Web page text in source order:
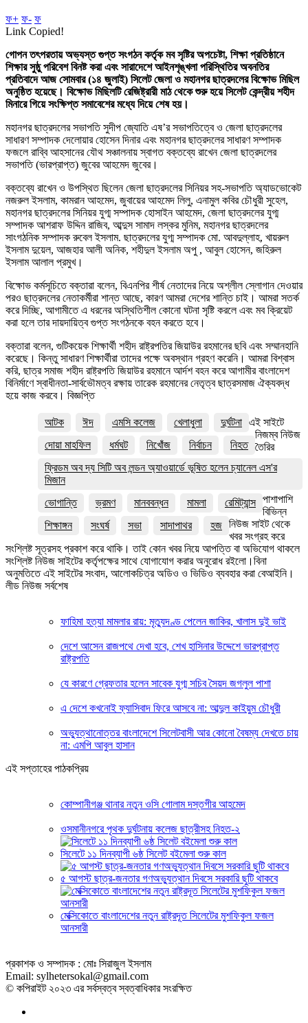
ফ+ ফ- ফ
Link Copied!
গোপন তৎপরতায় অভ্যস্ত গুপ্ত সংগঠন কর্তৃক মব সৃষ্টির অপচেষ্টা, শিক্ষা প্রতিষ্ঠানে
শিক্ষার সুষ্ঠু পরিবেশ বিনষ্ট করা এবং সারাদেশে আইনশৃঙ্খলা পরিস্থিতির অবনতির
প্রতিবাদে আজ সোমবার (১৪ জুলাই) সিলেট জেলা ও মহানগর ছাত্রদলের বিক্ষোভ মিছিল
অনুষ্ঠিত হয়েছে। বিক্ষোভ মিছিলটি রেজিষ্ট্রারী মাঠ থেকে শুরু হয়ে সিলেট কেন্দ্রীয় শহীদ
মিনারে গিয়ে সংক্ষিপ্ত সমাবেশের মধ্যে দিয়ে শেষ হয়।
মহানগর ছাত্রদলের সভাপতি সুদীপ জ্যোতি এষ’র সভাপতিত্বে ও জেলা ছাত্রদলের
সাধারণ সম্পাদক দেলোয়ার হোসেন দিনার এবং মহানগর ছাত্রদলের সাধারণ সম্পাদক
ফজলে রাব্বি আহসানের যৌথ সঞ্চালনায় স্বাগত বক্তব্যে রাখেন জেলা ছাত্রদলের
সভাপতি (ভারপ্রাপ্ত) জুবের আহমেদ জুবের।
বক্তব্যে রাখেন ও উপস্থিত ছিলেন জেলা ছাত্রদলের সিনিয়র সহ-সভাপতি অ্যাডভোকেট
নজরুল ইসলাম, কামরান আহমেদ, জুবায়ের আহমেদ লিলু, এনামুল কবির চৌধুরী সুহেল,
মহানগর ছাত্রদলের সিনিয়র যুগ্ম সম্পাদক হোসাইন আহমেদ, জেলা ছাত্রদলের যুগ্ম
সম্পাদক আশরাফ উদ্দিন রাজিব, আব্দুস সামাদ লস্কর মুনিম, মহানগর ছাত্রদলের
সাংগঠনিক সম্পাদক রুবেল ইসলাম. ছাত্রদলের যুগ্ম সম্পাদক মো. আবদুল্লাহ, খায়রুল
ইসলাম দুয়েল, আজহার আলী অনিক, শহীদুল ইসলাম অপু , আবুল হোসেন, জহিরুল
ইসলাম আলাল প্রমুখ।
বিক্ষোভ কর্মসূচিতে বক্তারা বলেন, বিএনপির শীর্ষ নেতাদের নিয়ে অশ্লীল স্লোগান দেওয়ার
পরও ছাত্রদলের নেতাকর্মীরা শান্ত আছে, কারণ আমরা দেশের শান্তি চাই। আমরা সতর্ক
করে দিচ্ছি, আগামীতে এ ধরনের অস্থিতিশীল কোনো ঘটনা সৃষ্টি করলে এবং মব ক্রিয়েট
করা হলে তার দায়দায়িত্ব গুপ্ত সংগঠনকে বহন করতে হবে।
বক্তারা বলেন, গুটিকয়েক শিক্ষার্থী শহীদ রাষ্ট্রপতির জিয়াউর রহমানের ছবি এবং সম্মানহানি
করেছে। কিন্তু সাধারণ শিক্ষার্থীরা তাদের পক্ষে অবস্থান গ্রহণ করেনি। আমরা বিশ্বাস
করি, ছাত্র সমাজ শহীদ রাষ্ট্রপতি জিয়াউর রহমানে আর্দশ বহন করে আগামীর বাংলাদেশ
বিনির্মাণে স্বাধীনতা-সার্বভৌমত্ব রক্ষায় তারেক রহমানের নেতৃত্ব ছাত্রসমাজ ঐক্যবদ্ধ
হয়ে কাজ করবে। বিজ্ঞপ্তি
আটক ঈদ এমসি কলেজ খেলাধুলা
দুর্ঘটনা
দোয়া মাহফিল
ধর্মঘট নিখোঁজ নির্বাচন
নিহত
ফ্রিডম অব দ্য সিটি অব লন্ডন অ্যাওয়ার্ডে ভূষিত হলেন চ্যানেল এস'র
মিজান
ভোগান্তি
ভ্রমণ মানববন্ধন মামলা
রেমিট্যান্স
শিক্ষাঙ্গন
সংঘর্ষ সভা সাদাপাথর হজ
এই সাইটে
নিজম্ব নিউজ
তৈরির
পাশাপাশি
বিভিন্ন
নিউজ সাইট থেকে
খবর সংগ্রহ করে
সংশ্লিষ্ট সূত্রসহ প্রকাশ করে থাকি। তাই কোন খবর নিয়ে আপত্তি বা অভিযোগ থাকলে
সংশ্লিষ্ট নিউজ সাইটের কর্তৃপক্ষের সাথে যোগাযোগ করার অনুরোধ রইলো।বিনা
অনুমতিতে এই সাইটের সংবাদ, আলোকচিত্র অডিও ও ভিডিও ব্যবহার করা বেআইনি।
লীড নিউজ সর্বশেষ
ফাহিমা হত্যা মামলার রায়: মৃত্যুদণ্ড পেলেন জাকির, খালাস দুই ভাই
দেশে আসেন রাজপথে দেখা হবে, শেখ হাসিনার উদ্দেশে ভারপ্রাপ্ত
রাষ্ট্রপতি
যে কারণে গ্রেফতার হলেন সাবেক যুগ্ম সচিব সৈয়দ জগলুল পাশা
এ দেশে কখনোই ফ্যাসিবাদ ফিরে আসবে না: আব্দুল কাইয়ুম চৌধুরী
অভ্যুত্থানোত্তর বাংলাদেশে সিলেটবাসী আর কোনো বৈষম্য দেখতে চায়
না: এমপি আবুল হাসান
এই সপ্তাহের পাঠকপ্রিয়
কোম্পানীগঞ্জ থানার নতুন ওসি গোলাম দস্তগীর আহমেদ
ওসমানীনগরে পৃথক দুর্ঘটনায় কলেজ ছাত্রীসহ নিহত-২
সিলেটে ১১ দিনব্যাপী ৬ষ্ঠ সিলেট বইমেলা শুরু কাল
৫ আগস্ট ছাত্র-জনতার গণঅভ্যুত্থান দিবসে সরকারি ছুটি থাকবে
মেক্সিকোতে বাংলাদেশের নতুন রাষ্ট্রদূত সিলেটের মুশফিকুল ফজল
আনসারী
প্রকাশক ও সম্পাদক : মোঃ সিরাজুল ইসলাম
Email: sylhetersokal@gmail.com
© কপিরাইট ২০২৩ এর সর্বস্বত্ব স্বত্বাধিকার সংরক্ষিত